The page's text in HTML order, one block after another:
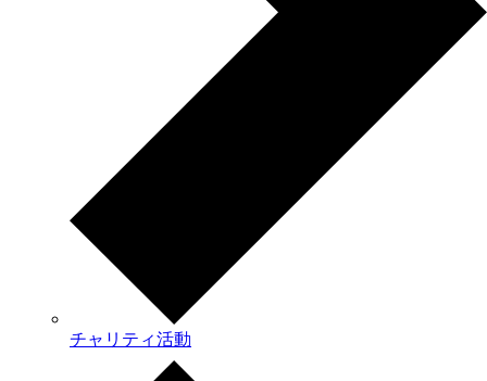
チャリティ活動